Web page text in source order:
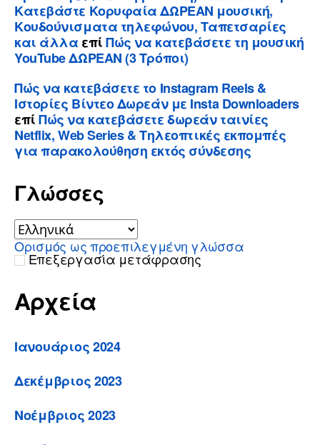
Κατεβάστε Κορυφαία ΔΩΡΕΑΝ μουσική,
Κουδούνισματα τηλεφώνου, Ταπετσαρίες
και άλλα επίΠώς να κατεβάσετε τη μουσική
YouTube ΔΩΡΕΑΝ (3 Τρόποι)
Πώς να κατεβάσετε το Instagram Reels &
Ιστορίες Βίντεο Δωρεάν με Insta Downloaders
επίΠώς να κατεβάσετε δωρεάν ταινίες
Netflix, Web Series & Τηλεοπτικές εκπομπές
για παρακολούθηση εκτός σύνδεσης
Γλώσσες
Ορισμός ως προεπιλεγμένη γλώσσα
Επεξεργασία μετάφρασης
Αρχεία
Ιανουάριος 2024
Δεκέμβριος 2023
Νοέμβριος 2023